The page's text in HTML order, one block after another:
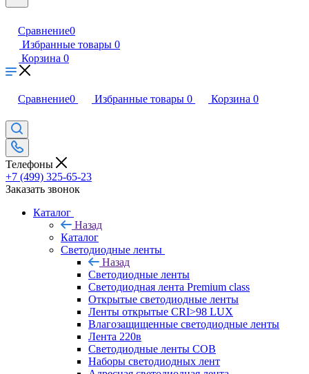
Сравнение0
Избранные товары 0
Корзина 0
Сравнение0 Избранные товары 0 Корзина 0
Телефоны
+7 (499) 325-65-23
Заказать звонок
Каталог
Назад
Каталог
Светодиодные ленты
Назад
Светодиодные ленты
Светодиодная лента Premium class
Открытые светодиодные ленты
Ленты открытые CRI>98 LUX
Влагозащищенные светодиодные ленты
Лента 220в
Светодиодные ленты COB
Наборы светодиодных лент